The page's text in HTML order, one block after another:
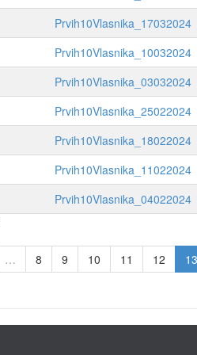
Prvih10Vlasnika_17032024
Prvih10Vlasnika_10032024
Prvih10Vlasnika_03032024
Prvih10Vlasnika_25022024
Prvih10Vlasnika_18022024
Prvih10Vlasnika_11022024
Prvih10Vlasnika_04022024
… 8 9 10 11 12 13